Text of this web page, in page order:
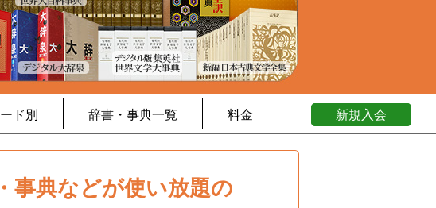
ド別 辞書・事典一覧 料金 新規入会
事典などが使い放題の